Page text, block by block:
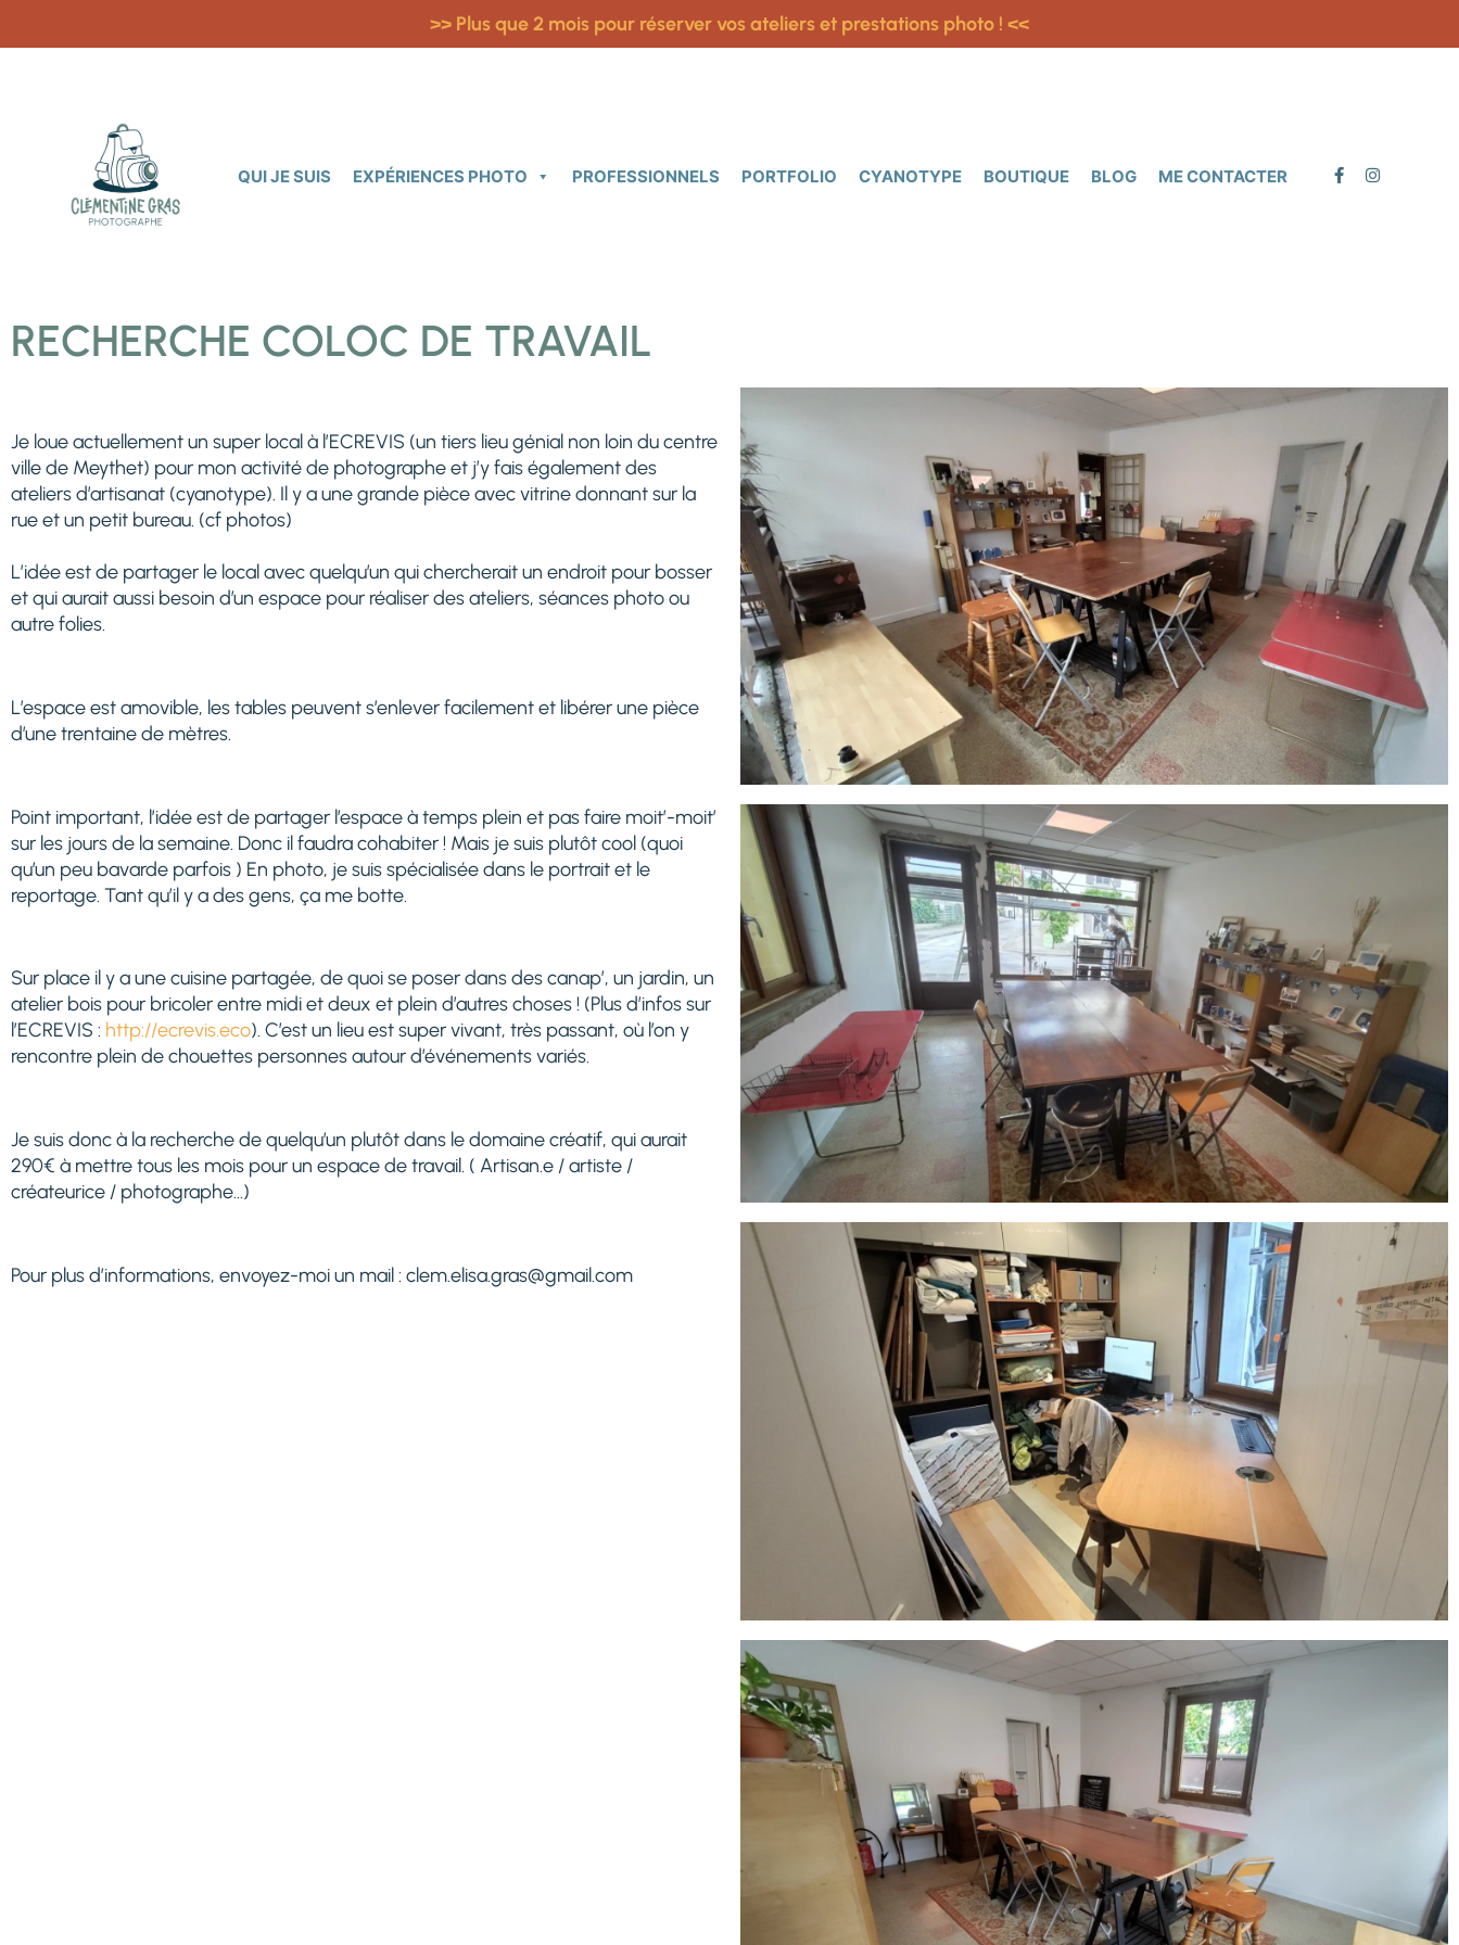
>> Plus que 2 mois pour réserver vos ateliers et prestations photo ! <<
QUI JE SUIS EXPÉRIENCES PHOTO PROFESSIONNELS PORTFOLIO CYANOTYPE BOUTIQUE BLOG ME CONTACTER
RECHERCHE COLOC DE TRAVAIL
Je loue actuellement un super local à l’ECREVIS (un tiers lieu génial non loin du centre
ville de Meythet) pour mon activité de photographe et j’y fais également des
ateliers d’artisanat (cyanotype). Il y a une grande pièce avec vitrine donnant sur la
rue et un petit bureau. (cf photos)
L’idée est de partager le local avec quelqu’un qui chercherait un endroit pour bosser
et qui aurait aussi besoin d’un espace pour réaliser des ateliers, séances photo ou
autre folies.
L’espace est amovible, les tables peuvent s’enlever facilement et libérer une pièce
d’une trentaine de mètres.
Point important, l’idée est de partager l’espace à temps plein et pas faire moit’-moit’
sur les jours de la semaine. Donc il faudra cohabiter ! Mais je suis plutôt cool (quoi
qu’un peu bavarde parfois ) En photo, je suis spécialisée dans le portrait et le
reportage. Tant qu’il y a des gens, ça me botte.
Sur place il y a une cuisine partagée, de quoi se poser dans des canap’, un jardin, un
atelier bois pour bricoler entre midi et deux et plein d’autres choses ! (Plus d’infos sur
l’ECREVIS : http://ecrevis.eco). C’est un lieu est super vivant, très passant, où l’on y
rencontre plein de chouettes personnes autour d’événements variés.
Je suis donc à la recherche de quelqu’un plutôt dans le domaine créatif, qui aurait
290€ à mettre tous les mois pour un espace de travail. ( Artisan.e / artiste /
créateurice / photographe…)
Pour plus d’informations, envoyez-moi un mail : clem.elisa.gras@gmail.com